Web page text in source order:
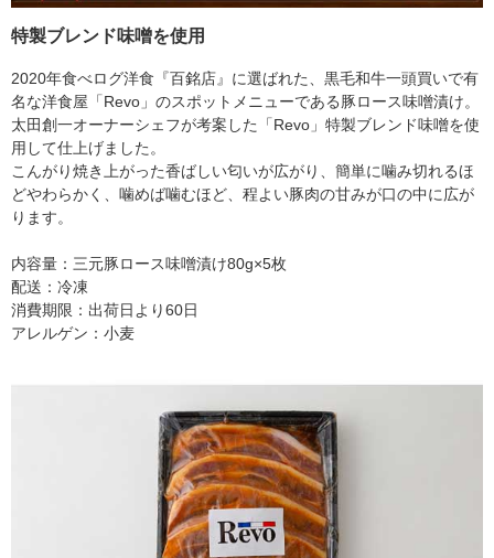
特製ブレンド味噌を使用
2020年食べログ洋食『百銘店』に選ばれた、黒毛和牛一頭買いで有
名な洋食屋「Revo」のスポットメニューである豚ロース味噌漬け。
太田創一オーナーシェフが考案した「Revo」特製ブレンド味噌を使
用して仕上げました。
こんがり焼き上がった香ばしい匂いが広がり、簡単に噛み切れるほ
どやわらかく、噛めば噛むほど、程よい豚肉の甘みが口の中に広が
ります。
内容量：三元豚ロース味噌漬け80g×5枚
配送：冷凍
消費期限：出荷日より60日
アレルゲン：小麦